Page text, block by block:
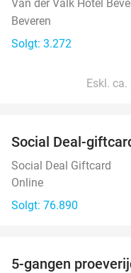
Van der Valk Hotel
Beveren
Solgt: 3.272
Eskl.
Social Deal-
Social Deal Giftcard
Online
Solgt: 76.890
5-gangen